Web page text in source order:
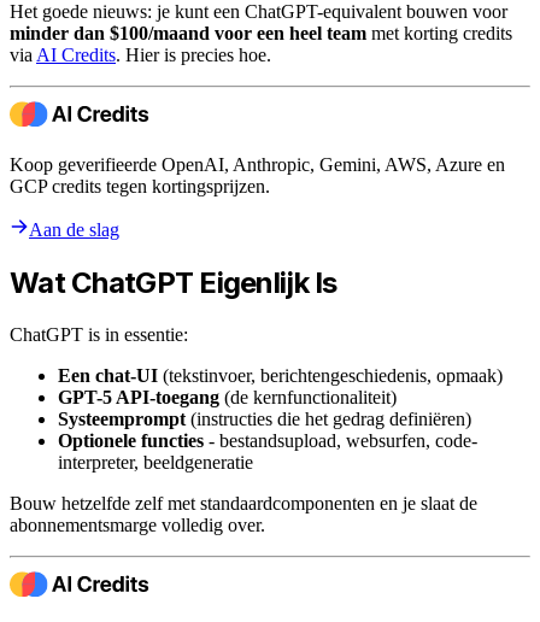
Het goede nieuws: je kunt een ChatGPT-equivalent bouwen voor
minder dan $100/maand voor een heel team met korting credits
via AI Credits. Hier is precies hoe.
Koop geverifieerde OpenAI, Anthropic, Gemini, AWS, Azure en
GCP credits tegen kortingsprijzen.
Aan de slag
Wat ChatGPT Eigenlijk Is
ChatGPT is in essentie:
Een chat-UI (tekstinvoer, berichtengeschiedenis, opmaak)
GPT-5 API-toegang (de kernfunctionaliteit)
Systeemprompt (instructies die het gedrag definiëren)
Optionele functies - bestandsupload, websurfen, code-
interpreter, beeldgeneratie
Bouw hetzelfde zelf met standaardcomponenten en je slaat de
abonnementsmarge volledig over.